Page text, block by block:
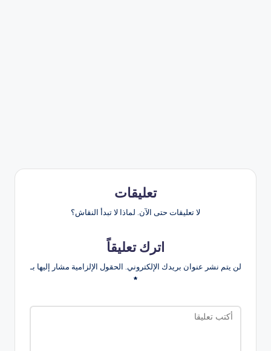
تعليقات
لا تعليقات حتى الآن. لماذا لا تبدأ النقاش؟
اترك تعليقاً
لن يتم نشر عنوان بريدك الإلكتروني. الحقول الإلزامية مشار إليها بـ
*